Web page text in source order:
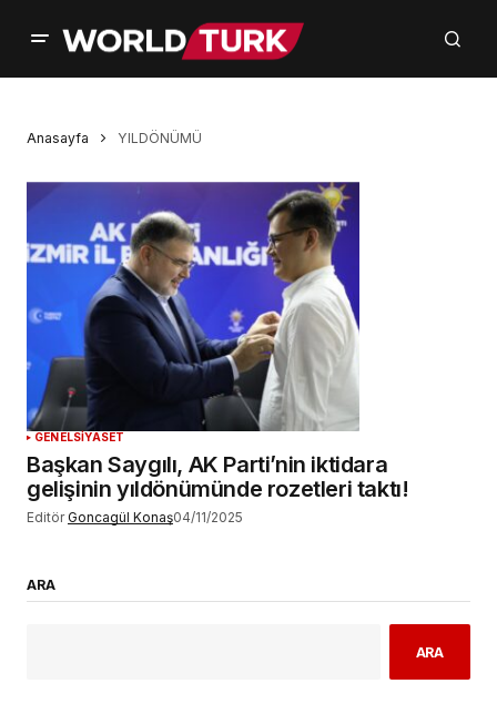
Anasayfa YILDÖNÜMÜ
GENELSİYASET
Başkan Saygılı, AK Parti’nin iktidara
gelişinin yıldönümünde rozetleri taktı!
Editör Goncagül Konaş04/11/2025
ARA
ARA